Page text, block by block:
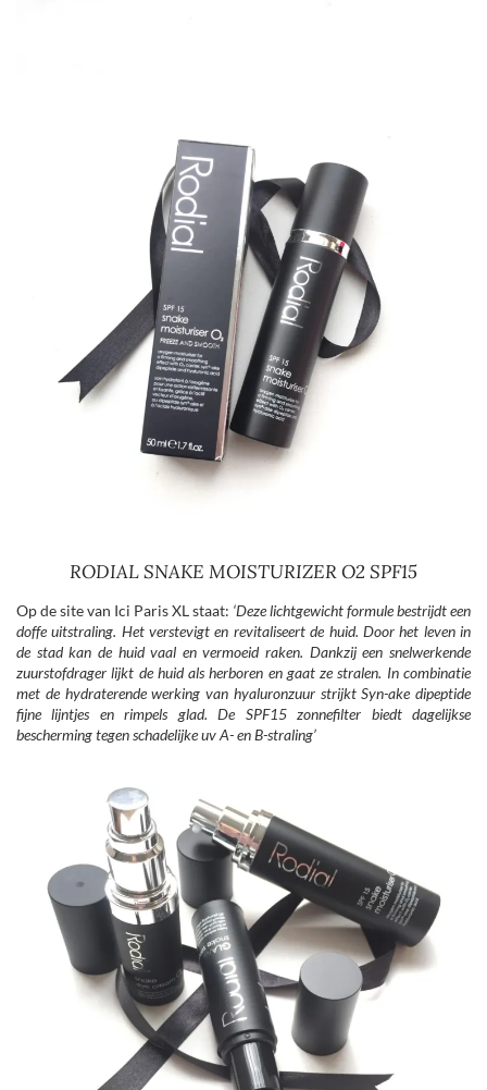
RODIAL SNAKE MOISTURIZER O2 SPF15
Op de site van Ici Paris XL staat: ‘Deze lichtgewicht formule bestrijdt een
doffe uitstraling. Het verstevigt en revitaliseert de huid. Door het leven in
de stad kan de huid vaal en vermoeid raken. Dankzij een snelwerkende
zuurstofdrager lijkt de huid als herboren en gaat ze stralen. In combinatie
met de hydraterende werking van hyaluronzuur strijkt Syn-ake dipeptide
fijne lijntjes en rimpels glad. De SPF15 zonnefilter biedt dagelijkse
bescherming tegen schadelijke uv A- en B-straling’